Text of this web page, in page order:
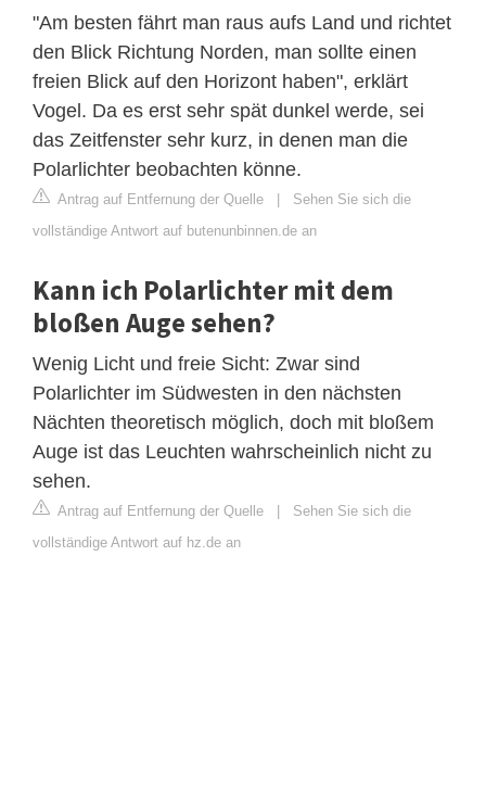
"Am besten fährt man raus aufs Land und richtet
den Blick Richtung Norden, man sollte einen
freien Blick auf den Horizont haben", erklärt
Vogel. Da es erst sehr spät dunkel werde, sei
das Zeitfenster sehr kurz, in denen man die
Polarlichter beobachten könne.
Antrag auf Entfernung der Quelle | Sehen Sie sich die
vollständige Antwort auf butenunbinnen.de an
Kann ich Polarlichter mit dem
bloßen Auge sehen?
Wenig Licht und freie Sicht: Zwar sind
Polarlichter im Südwesten in den nächsten
Nächten theoretisch möglich, doch mit bloßem
Auge ist das Leuchten wahrscheinlich nicht zu
sehen.
Antrag auf Entfernung der Quelle | Sehen Sie sich die
vollständige Antwort auf hz.de an